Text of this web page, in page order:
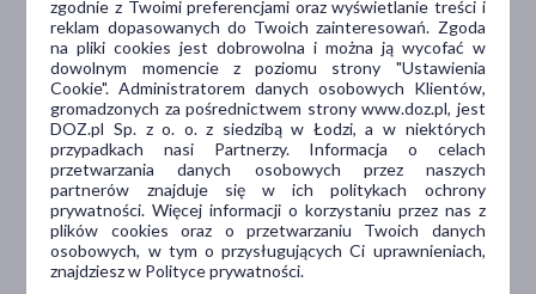
Niższe koszta leczenia
Darmowa dostawa do Apteki
Bezpłatna Infolinia dla
Pacjentów.
Bezpieczeństwo
zgodnie z Twoimi preferencjami oraz wyświetlanie treści i
reklam dopasowanych do Twoich zainteresowań. Zgoda
na pliki cookies jest dobrowolna i można ją wycofać w
dowolnym momencie z poziomu strony "Ustawienia
Cookie". Administratorem danych osobowych Klientów,
gromadzonych za pośrednictwem strony www.doz.pl, jest
DOZ.pl Sp. z o. o. z siedzibą w Łodzi, a w niektórych
przypadkach nasi Partnerzy. Informacja o celach
przetwarzania danych osobowych przez naszych
partnerów znajduje się w ich politykach ochrony
prywatności. Więcej informacji o korzystaniu przez nas z
plików cookies oraz o przetwarzaniu Twoich danych
osobowych, w tym o przysługujących Ci uprawnieniach,
znajdziesz w Polityce prywatności.